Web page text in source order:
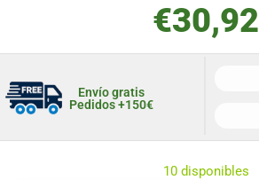
€30,92
Envío gratis
Pedidos +150€
10 disponibles